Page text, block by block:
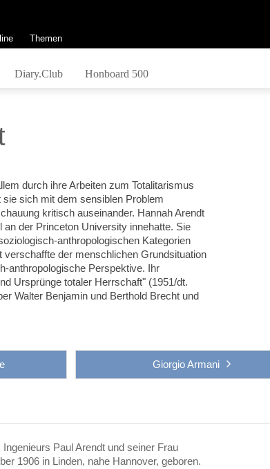
Themen
Diary.Club Honboard 500
durch ihre Arbeiten zum Totalitarismus
sich mit dem sensiblen Problem
kritisch auseinander. Hannah Arendt
der Princeton University innehatte. Sie
anthropologischen Kategorien
verschaffte der menschlichen Grundsituation
anthropologische Perspektive. Ihr
Ursprünge totaler Herrschaft" (1951/dt.
Walter Benjamin und Berthold Brecht und
Giorgio Armani
Paul Arendt und seiner Frau
1906 in Linden, nahe Hannover, geboren.